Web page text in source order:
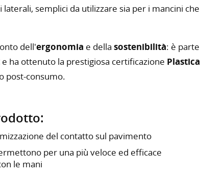
semplici da utilizzare sia per i mancini che
dell'ergonomia e della sostenibilità: è parte
e ha ottenuto la prestigiosa certificazione Plastica
post-consumo.
del contatto sul pavimento
per una più veloce ed efficace
le mani